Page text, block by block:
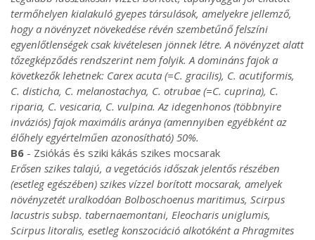
termőhelyen kialakuló gyepes társulások, amelyekre jellemző,
hogy a növényzet növekedése révén szembetűnő felszíni
egyenlőtlenségek csak kivételesen jönnek létre. A növényzet alatt
tőzegképződés rendszerint nem folyik. A domináns fajok a
következők lehetnek: Carex acuta (=C. gracilis), C. acutiformis,
C. disticha, C. melanostachya, C. otrubae (=C. cuprina), C.
riparia, C. vesicaria, C. vulpina. Az idegenhonos (többnyire
inváziós) fajok maximális aránya (amennyiben egyébként az
élőhely egyértelműen azonosítható) 50%.
B6 - Zsiókás és sziki kákás szikes mocsarak
Erősen szikes talajú, a vegetációs időszak jelentős részében
(esetleg egészében) szikes vízzel borított mocsarak, amelyek
növényzetét uralkodóan Bolboschoenus maritimus, Scirpus
lacustris subsp. tabernaemontani, Eleocharis uniglumis,
Scirpus litoralis, esetleg konszociáció alkotóként a Phragmites